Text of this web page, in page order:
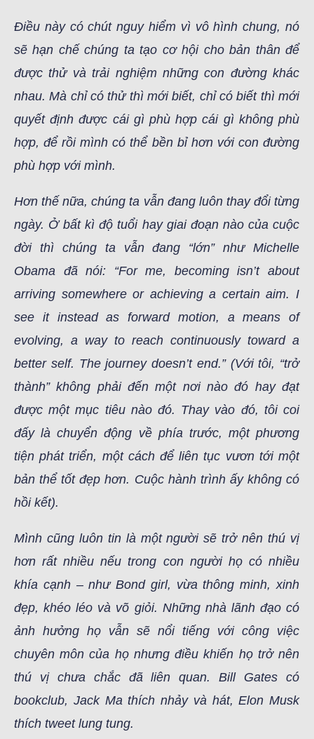
Điều này có chút nguy hiểm vì vô hình chung, nó
sẽ hạn chế chúng ta tạo cơ hội cho bản thân để
được thử và trải nghiệm những con đường khác
nhau. Mà chỉ có thử thì mới biết, chỉ có biết thì mới
quyết định được cái gì phù hợp cái gì không phù
hợp, để rồi mình có thể bền bỉ hơn với con đường
phù hợp với mình.
Hơn thế nữa, chúng ta vẫn đang luôn thay đổi từng
ngày. Ở bất kì độ tuổi hay giai đoạn nào của cuộc
đời thì chúng ta vẫn đang “lớn” như Michelle
Obama đã nói: “For me, becoming isn’t about
arriving somewhere or achieving a certain aim. I
see it instead as forward motion, a means of
evolving, a way to reach continuously toward a
better self. The journey doesn’t end.” (Với tôi, “trở
thành” không phải đến một nơi nào đó hay đạt
được một mục tiêu nào đó. Thay vào đó, tôi coi
đấy là chuyển động về phía trước, một phương
tiện phát triển, một cách để liên tục vươn tới một
bản thể tốt đẹp hơn. Cuộc hành trình ấy không có
hồi kết).
Mình cũng luôn tin là một người sẽ trở nên thú vị
hơn rất nhiều nếu trong con người họ có nhiều
khía cạnh – như Bond girl, vừa thông minh, xinh
đẹp, khéo léo và võ giỏi. Những nhà lãnh đạo có
ảnh hưởng họ vẫn sẽ nổi tiếng với công việc
chuyên môn của họ nhưng điều khiến họ trở nên
thú vị chưa chắc đã liên quan. Bill Gates có
bookclub, Jack Ma thích nhảy và hát, Elon Musk
thích tweet lung tung.